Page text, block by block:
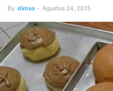
By dimas - Agustus 24, 2015